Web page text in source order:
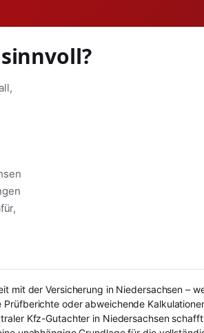
mit der Versicherung in Niedersachsen –
Prüfberichte oder abweichende
Kfz-Gutachter in Niedersachsen